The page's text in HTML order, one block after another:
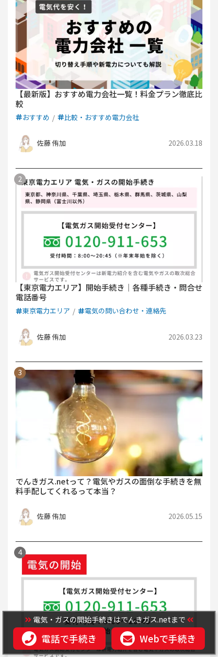
【最新版】おすすめ電力会社一覧！料金プラン徹底比
較
おすすめ 比較・おすすめ電力会社
佐藤 侑加 2026.03.18
【東京電力エリア】開始手続き｜各種手続き・問合せ
電話番号
東京電力エリア 電気の問い合わせ・連絡先
佐藤 侑加 2026.03.23
でんきガス.netって？電気やガスの面倒な手続きを無
料手配してくれるって本当？
佐藤 侑加 2026.05.15
電気・ガスの開始手続きはでんきガス.netまで
電話で手続き Webで手続き